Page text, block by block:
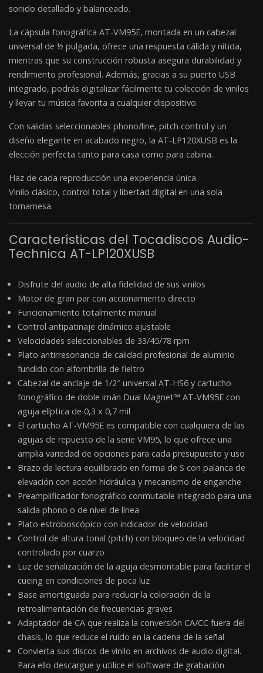
sonido detallado y balanceado.
La cápsula fonográfica AT-VM95E, montada en un cabezal
universal de ½ pulgada, ofrece una respuesta cálida y nítida,
mientras que su construcción robusta asegura durabilidad y
rendimiento profesional. Además, gracias a su puerto USB
integrado, podrás digitalizar fácilmente tu colección de vinilos
y llevar tu música favorita a cualquier dispositivo.
Con salidas seleccionables phono/line, pitch control y un
diseño elegante en acabado negro, la AT-LP120XUSB es la
elección perfecta tanto para casa como para cabina.
Haz de cada reproducción una experiencia única.
Vinilo clásico, control total y libertad digital en una sola
tornamesa.
Características del Tocadiscos Audio-
Technica AT-LP120XUSB
Disfrute del audio de alta fidelidad de sus vinilos
Motor de gran par con accionamiento directo
Funcionamiento totalmente manual
Control antipatinaje dinámico ajustable
Velocidades seleccionables de 33/45/78 rpm
Plato antirresonancia de calidad profesional de aluminio
fundido con alfombrilla de fieltro
Cabezal de anclaje de 1/2″ universal AT-HS6 y cartucho
fonográfico de doble imán Dual Magnet™ AT-VM95E con
aguja elíptica de 0,3 x 0,7 mil
El cartucho AT-VM95E es compatible con cualquiera de las
agujas de repuesto de la serie VM95, lo que ofrece una
amplia variedad de opciones para cada presupuesto y uso
Brazo de lectura equilibrado en forma de S con palanca de
elevación con acción hidráulica y mecanismo de enganche
Preamplificador fonográfico conmutable integrado para una
salida phono o de nivel de línea
Plato estroboscópico con indicador de velocidad
Control de altura tonal (pitch) con bloqueo de la velocidad
controlado por cuarzo
Luz de señalización de la aguja desmontable para facilitar el
cueing en condiciones de poca luz
Base amortiguada para reducir la coloración de la
retroalimentación de frecuencias graves
Adaptador de CA que realiza la conversión CA/CC fuera del
chasis, lo que reduce el ruido en la cadena de la señal
Convierta sus discos de vinilo en archivos de audio digital.
Para ello descargue y utilice el software de grabación